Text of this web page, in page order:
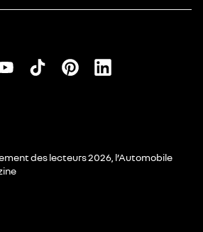
des lecteurs 2026, l’Automobile